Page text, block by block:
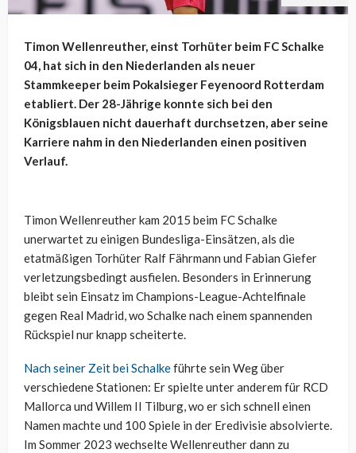
Timon Wellenreuther, einst Torhüter beim FC Schalke
04, hat sich in den Niederlanden als neuer
Stammkeeper beim Pokalsieger Feyenoord Rotterdam
etabliert. Der 28-Jährige konnte sich bei den
Königsblauen nicht dauerhaft durchsetzen, aber seine
Karriere nahm in den Niederlanden einen positiven
Verlauf.
Timon Wellenreuther kam 2015 beim FC Schalke
unerwartet zu einigen Bundesliga-Einsätzen, als die
etatmäßigen Torhüter Ralf Fährmann und Fabian Giefer
verletzungsbedingt ausfielen. Besonders in Erinnerung
bleibt sein Einsatz im Champions-League-Achtelfinale
gegen Real Madrid, wo Schalke nach einem spannenden
Rückspiel nur knapp scheiterte.
Nach seiner Zeit bei Schalkeführte sein Weg über
verschiedene Stationen: Er spielte unter anderem für RCD
Mallorca und Willem II Tilburg, wo er sich schnell einen
Namen machte und 100 Spiele in der Eredivisie absolvierte.
Im Sommer 2023 wechselte Wellenreuther dann zu